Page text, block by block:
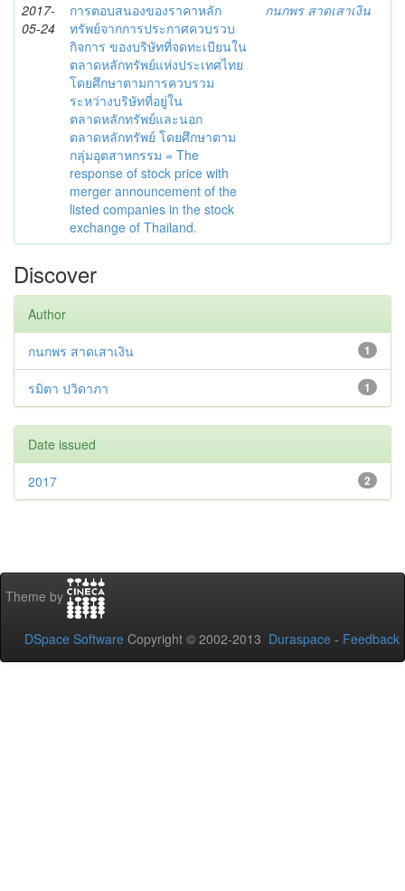
2017-
05-24
การตอบสนองของราคาหลัก
ทรัพย์จากการประกาศควบรวบ
กิจการ ของบริษัทที่จดทะเบียนใน
ตลาดหลักทรัพย์แห่งประเทศไทย
โดยศึกษาตามการควบรวม
ระหว่างบริษัทที่อยู่ใน
ตลาดหลักทรัพย์และนอก
ตลาดหลักทรัพย์ โดยศึกษาตาม
กลุ่มอุตสาหกรรม = The
response of stock price with
merger announcement of the
listed companies in the stock
exchange of Thailand.
กนกพร สาดเสาเงิน
Discover
Author
1
กนกพร สาดเสาเงิน
1
รมิตา ปวิดาภา
Date issued
2
2017
Theme by
DSpace Software Copyright © 2002-2013 Duraspace - Feedback